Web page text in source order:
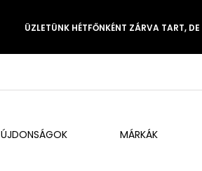
ÜZLETÜNK HÉTFŐNKÉNT ZÁRVA TART, DE
ÚJDONSÁGOK MÁRKÁK